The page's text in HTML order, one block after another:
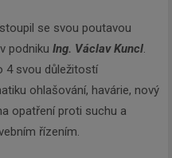
se svou poutavou
podniku Ing. Václav Kuncl.
4 svou důležitostí
ohlašování, havárie, nový
opatření proti suchu a
řízením.